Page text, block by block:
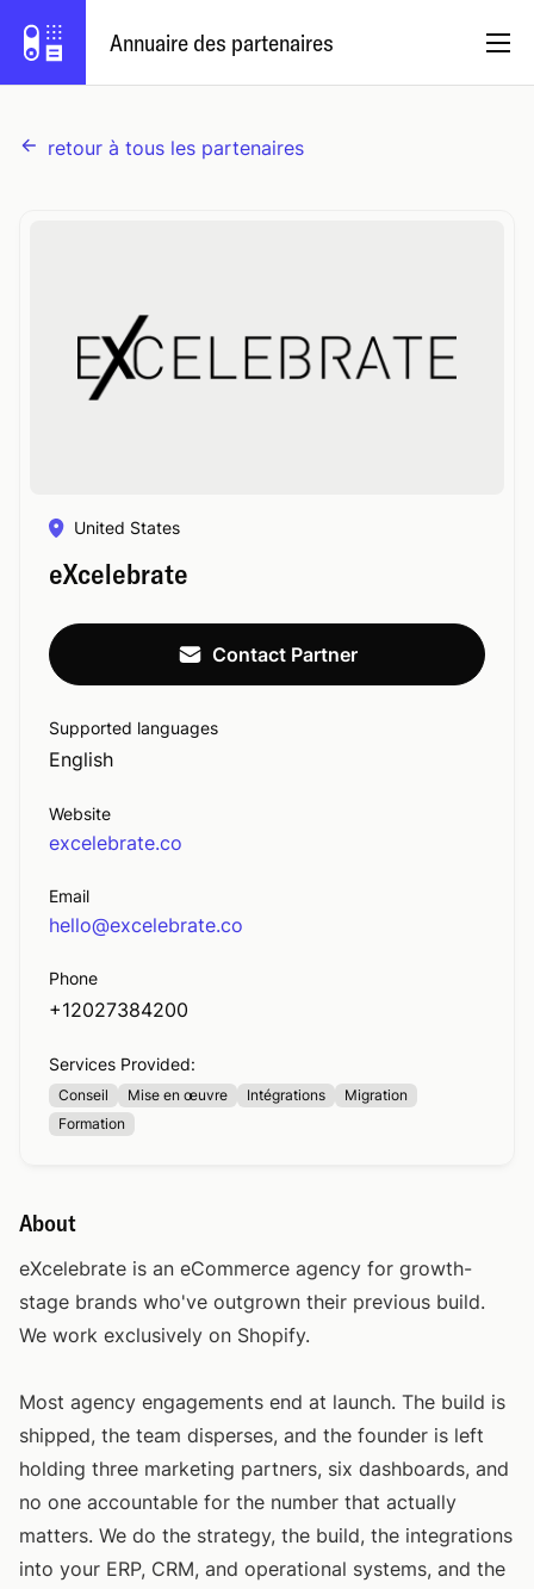
Annuaire des partenaires
retour à tous les partenaires
United States
eXcelebrate
Contact Partner
Supported languages
English
Website
excelebrate.co
Email
hello@excelebrate.co
Phone
+12027384200
Services Provided:
Conseil Mise en œuvre Intégrations
Migration
Formation
About
eXcelebrate is an eCommerce agency for growth-
stage brands who've outgrown their previous build.
We work exclusively on Shopify.
Most agency engagements end at launch. The build is
shipped, the team disperses, and the founder is left
holding three marketing partners, six dashboards, and
no one accountable for the number that actually
matters. We do the strategy, the build, the integrations
into your ERP, CRM, and operational systems, and the